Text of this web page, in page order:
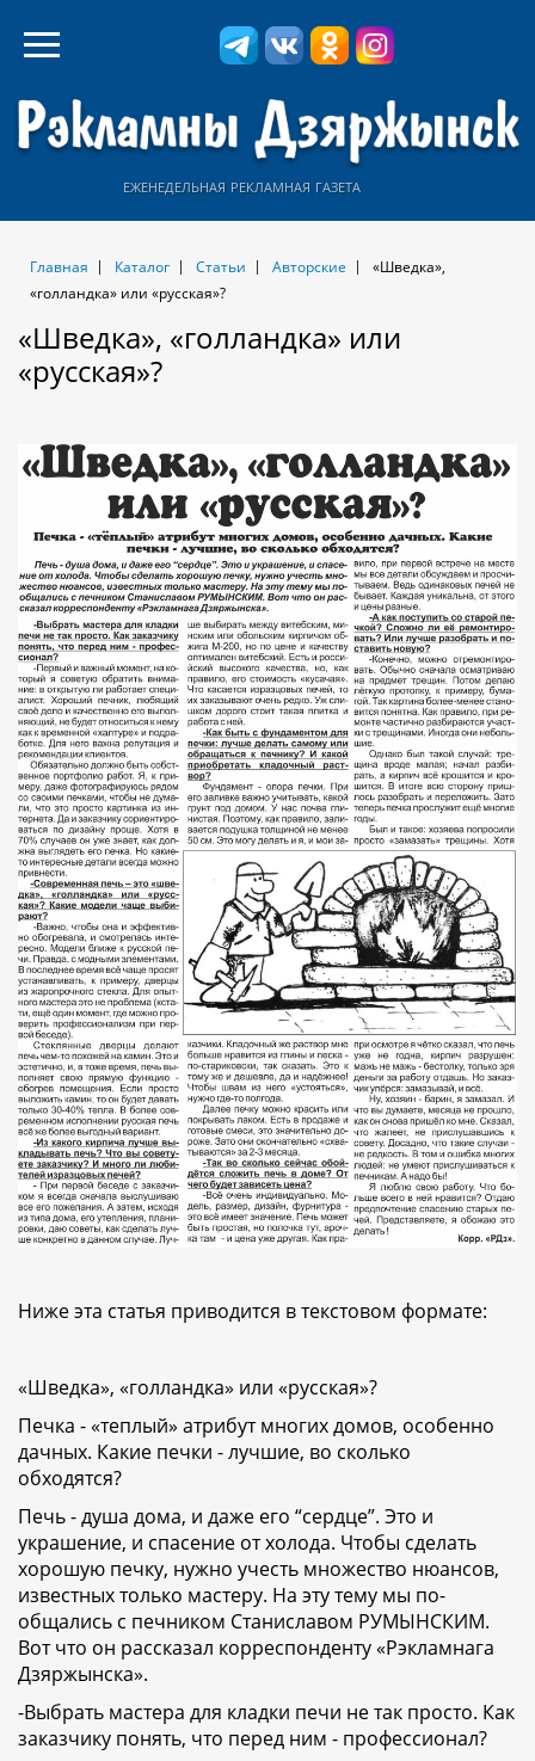
еженедельная рекламная газета
Главная Каталог Статьи Авторские
«Шведка»,
«голландка» или «русская»?
«Шведка», «голландка» или
«русская»?
Ниже эта статья приводится в текстовом формате:
«Шведка», «голландка» или «русская»?
Печка - «теплый» атрибут многих домов, особенно
дачных. Какие печки - лучшие, во сколько
обходятся?
Печь - душа дома, и даже его “сердце”. Это и
украшение, и спасение от холода. Чтобы сделать
хорошую печку, нужно учесть множество нюансов,
известных только мастеру. На эту тему мы по-
общались с печником Станиславом РУМЫНСКИМ.
Вот что он рассказал корреспонденту «Рэкламнага
Дзяржынска».
-Выбрать мастера для кладки печи не так просто. Как
заказчику понять, что перед ним - профессионал?